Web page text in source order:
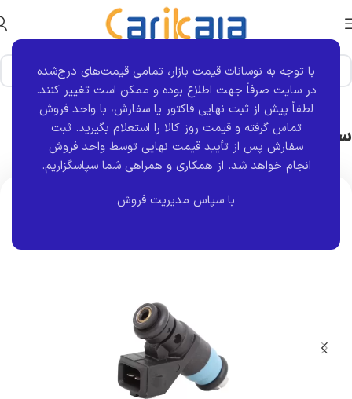
با توجه به نوسانات قیمت بازار، تمامی قیمت‌های درج‌شده
در سایت صرفاً جهت اطلاع بوده و ممکن است تغییر کنند.
لطفاً پیش از ثبت نهایی فاکتور یا سفارش، با واحد فروش
تماس گرفته و قیمت روز کالا را استعلام بگیرید. ثبت
سفارش پس از تأیید قیمت نهایی توسط واحد فروش
انجام خواهد شد. از همکاری و همراهی شما سپاسگزاریم.
با سپاس مدیریت فروش
خانه برند قطعه ماناپارت وگر
سوزن انژکتور ال L90 | وگر weger